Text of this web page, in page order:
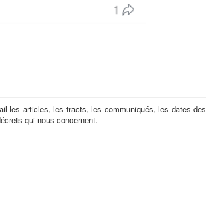
les articles, les tracts, les communiqués, les dates des
qui nous concernent.